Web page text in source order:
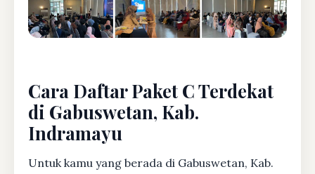
Cara Daftar Paket C Terdekat
di Gabuswetan, Kab.
Indramayu
Untuk kamu yang berada di Gabuswetan, Kab.